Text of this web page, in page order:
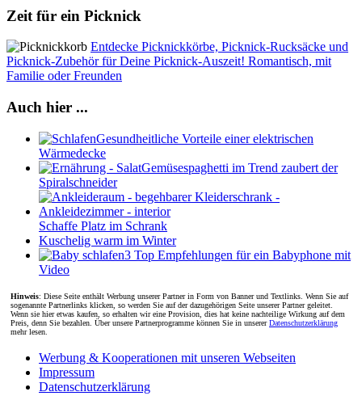
Zeit für ein Picknick
Entdecke Picknickkörbe, Picknick-Rucksäcke und
Picknick-Zubehör für Deine Picknick-Auszeit! Romantisch, mit
Familie oder Freunden
Auch hier ...
Gesundheitliche Vorteile einer elektrischen
Wärmedecke
Gemüsespaghetti im Trend zaubert der
Spiralschneider
Schaffe Platz im Schrank
Kuschelig warm im Winter
3 Top Empfehlungen für ein Babyphone mit
Video
Hinweis: Diese Seite enthält Werbung unserer Partner in Form von Banner und Textlinks. Wenn Sie auf
sogenannte Partnerlinks klicken, so werden Sie auf der dazugehörigen Seite unserer Partner geleitet.
Wenn sie hier etwas kaufen, so erhalten wir eine Provision, dies hat keine nachteilige Wirkung auf dem
Preis, denn Sie bezahlen. Über unsere Partnerprogramme können Sie in unsererDatenschutzerklärung
mehr lesen.
Werbung & Kooperationen mit unseren Webseiten
Impressum
Datenschutzerklärung